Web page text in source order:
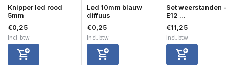
Knipper led rood
5mm
€0,25
Incl. btw
Led 10mm blauw
diffuus
€0,25
Incl. btw
Set weerstanden -
E12 ...
€11,25
Incl. btw